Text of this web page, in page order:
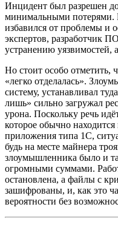
Инцидент был разрешен
минимальными потерями.
избавился от проблемы и
экспертов, разработчик
устранению уязвимостей,
Но стоит особо отметить,
«легко отделалась».
систему, устанавливал
лишь» сильно загружал
урона. Поскольку речь
которое обычно
приложения типа 1С,
будь на месте майнера
злоумышленника было и
огромными суммами.
остановлена, а файлы с
зашифрованы, и, как это
вероятности без